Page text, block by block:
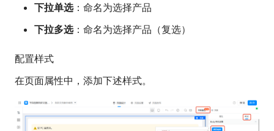
下拉单选：命名为选择产品
下拉多选：命名为选择产品（复选）
配置样式
在页面属性中，添加下述样式。